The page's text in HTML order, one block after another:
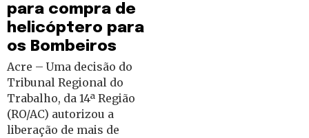
para compra de
helicóptero para
os Bombeiros
Acre – Uma decisão do
Tribunal Regional do
Trabalho, da 14ª Região
(RO/AC) autorizou a
liberação de mais de